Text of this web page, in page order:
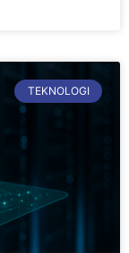
TEKNOLOGI